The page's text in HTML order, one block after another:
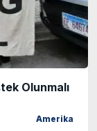
Olunmalı
Amerika